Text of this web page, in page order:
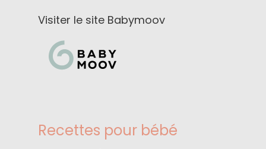
Visiter le site Babymoov
Recettes pour bébé